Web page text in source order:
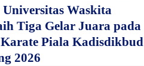
Waskita
Tiga Gelar Juara pada
Piala Kadisdikbud
2026